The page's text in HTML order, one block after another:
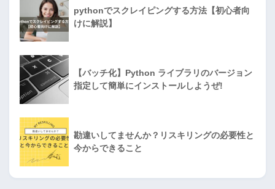
pythonでスクレイピングする方法【初心者向
けに解説】
【バッチ化】Python ライブラリのバージョン
指定して簡単にインストールしようぜ!
勘違いしてませんか？リスキリングの必要性と
今からできること